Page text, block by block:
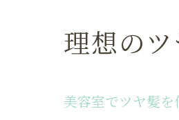
理想の
美容室でツヤ髪